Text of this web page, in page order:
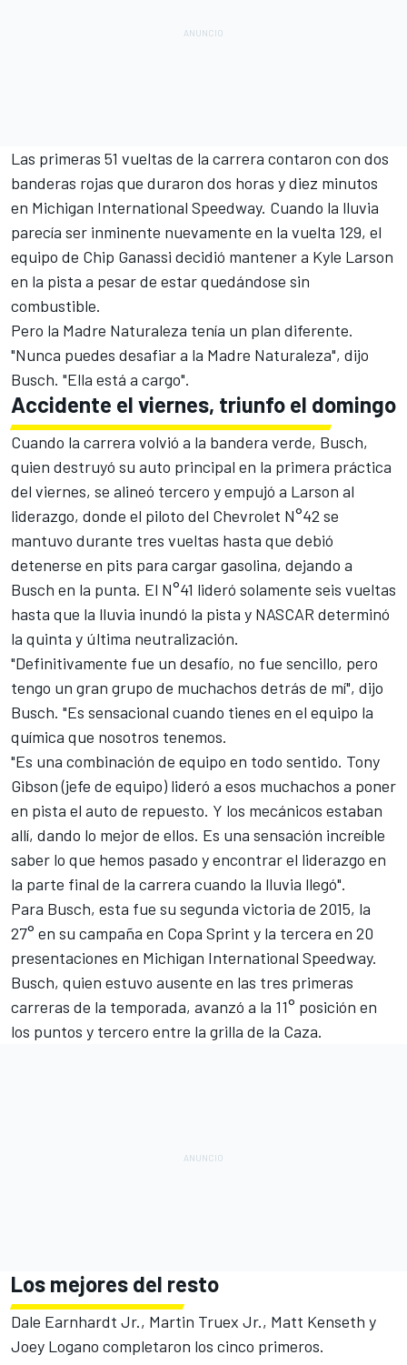
Las primeras 51 vueltas de la carrera contaron con dos
banderas rojas que duraron dos horas y diez minutos
en Michigan International Speedway. Cuando la lluvia
parecía ser inminente nuevamente en la vuelta 129, el
equipo de Chip Ganassi decidió mantener a Kyle Larson
en la pista a pesar de estar quedándose sin
combustible.
Pero la Madre Naturaleza tenía un plan diferente.
"Nunca puedes desafiar a la Madre Naturaleza", dijo
Busch. "Ella está a cargo".
Accidente el viernes, triunfo el domingo
Cuando la carrera volvió a la bandera verde, Busch,
quien destruyó su auto principal en la primera práctica
del viernes, se alineó tercero y empujó a Larson al
liderazgo, donde el piloto del Chevrolet N°42 se
mantuvo durante tres vueltas hasta que debió
detenerse en pits para cargar gasolina, dejando a
Busch en la punta. El N°41 lideró solamente seis vueltas
hasta que la lluvia inundó la pista y NASCAR determinó
la quinta y última neutralización.
"Definitivamente fue un desafío, no fue sencillo, pero
tengo un gran grupo de muchachos detrás de mí", dijo
Busch. "Es sensacional cuando tienes en el equipo la
química que nosotros tenemos.
"Es una combinación de equipo en todo sentido. Tony
Gibson (jefe de equipo) lideró a esos muchachos a poner
en pista el auto de repuesto. Y los mecánicos estaban
allí, dando lo mejor de ellos. Es una sensación increíble
saber lo que hemos pasado y encontrar el liderazgo en
la parte final de la carrera cuando la lluvia llegó".
Para Busch, esta fue su segunda victoria de 2015, la
27° en su campaña en Copa Sprint y la tercera en 20
presentaciones en Michigan International Speedway.
Busch, quien estuvo ausente en las tres primeras
carreras de la temporada, avanzó a la 11° posición en
los puntos y tercero entre la grilla de la Caza.
Los mejores del resto
Dale Earnhardt Jr., Martin Truex Jr., Matt Kenseth y
Joey Logano completaron los cinco primeros.